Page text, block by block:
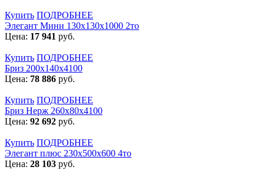
Купить ПОДРОБНЕЕ
Элегант Мини 130x130x1000 2то
Цена: 17 941 руб.
Купить ПОДРОБНЕЕ
Бриз 200х140х4100
Цена: 78 886 руб.
Купить ПОДРОБНЕЕ
Бриз Нерж 260х80х4100
Цена: 92 692 руб.
Купить ПОДРОБНЕЕ
Элегант плюс 230x500x600 4то
Цена: 28 103 руб.